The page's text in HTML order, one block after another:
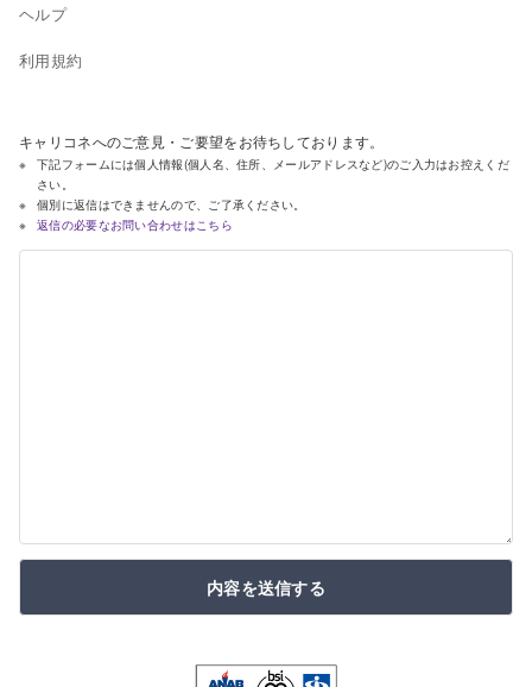
ヘルプ
利用規約
キャリコネへのご意見・ご要望をお待ちしております。
下記フォームには個人情報(個人名、住所、メールアドレスなど)のご入力はお控えくだ
さい。
個別に返信はできませんので、ご了承ください。
返信の必要なお問い合わせはこちら
内容を送信する